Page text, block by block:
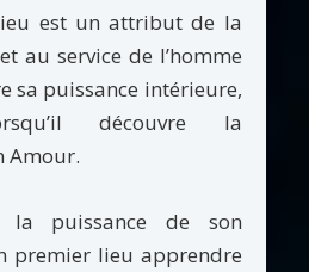
est un attribut de la
au service de l’homme
sa puissance intérieure,
découvre la
Amour.
la puissance de son
premier lieu apprendre